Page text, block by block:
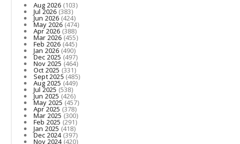
Aug 2026 (103)
Jul 2026 (383)
Jun 2026(424)
May 2026(474)
Apr 2026 (388)
Mar 2026(455)
Feb 2026 (445)
Jan 2026 (490)
Dec 2025(497)
Nov 2025 (464)
Oct 2025 (331)
Sept 2025 (485)
Aug 2025 (449)
Jul 2025 (538)
Jun 2025(426)
May 2025(457)
Apr 2025 (378)
Mar 2025 (300)
Feb 2025 (291)
Jan 2025 (418)
Dec 2024(397)
Nov 2024(420)